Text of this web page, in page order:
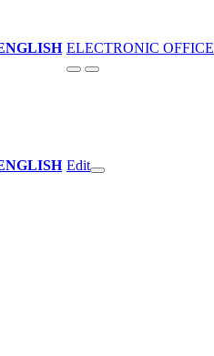
ELECTRONIC OFFICE
Edit